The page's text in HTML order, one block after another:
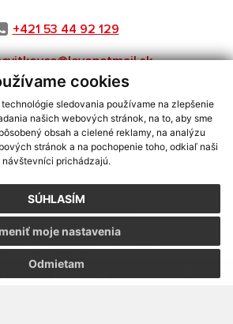
cookies
sledovania používame na zlepšenie
našich webových stránok, na to, aby sme
obsah a cielené reklamy, na analýzu
stránok a na pochopenie toho, odkiaľ naši
návštevníci prichádzajú.
SÚHLASÍM
Odmietam
moje nastavenia
+421 53 44 92 129
aktuálnych informácií s využitím RSS
systém ECHELON 2,Mapa stránok,web portál
s.r.o.,domény,registrácia domény
aktualizácia:06.08.2026
|Vyhlásenie o prístupnosti